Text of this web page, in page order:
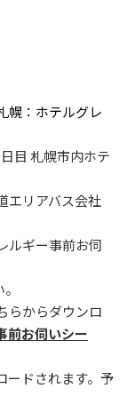
：ホテルグレ
目 札幌市内ホテ
エリアバス会社
ルギー事前お伺
らからダウンロ
前お伺いシー
ードされます。予